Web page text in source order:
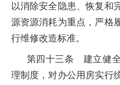
以消除安全隐患、恢复和
源资源消耗为重点，严格
行维修改造标准。
第四十三条 建立健
理制度，对办公用房实行